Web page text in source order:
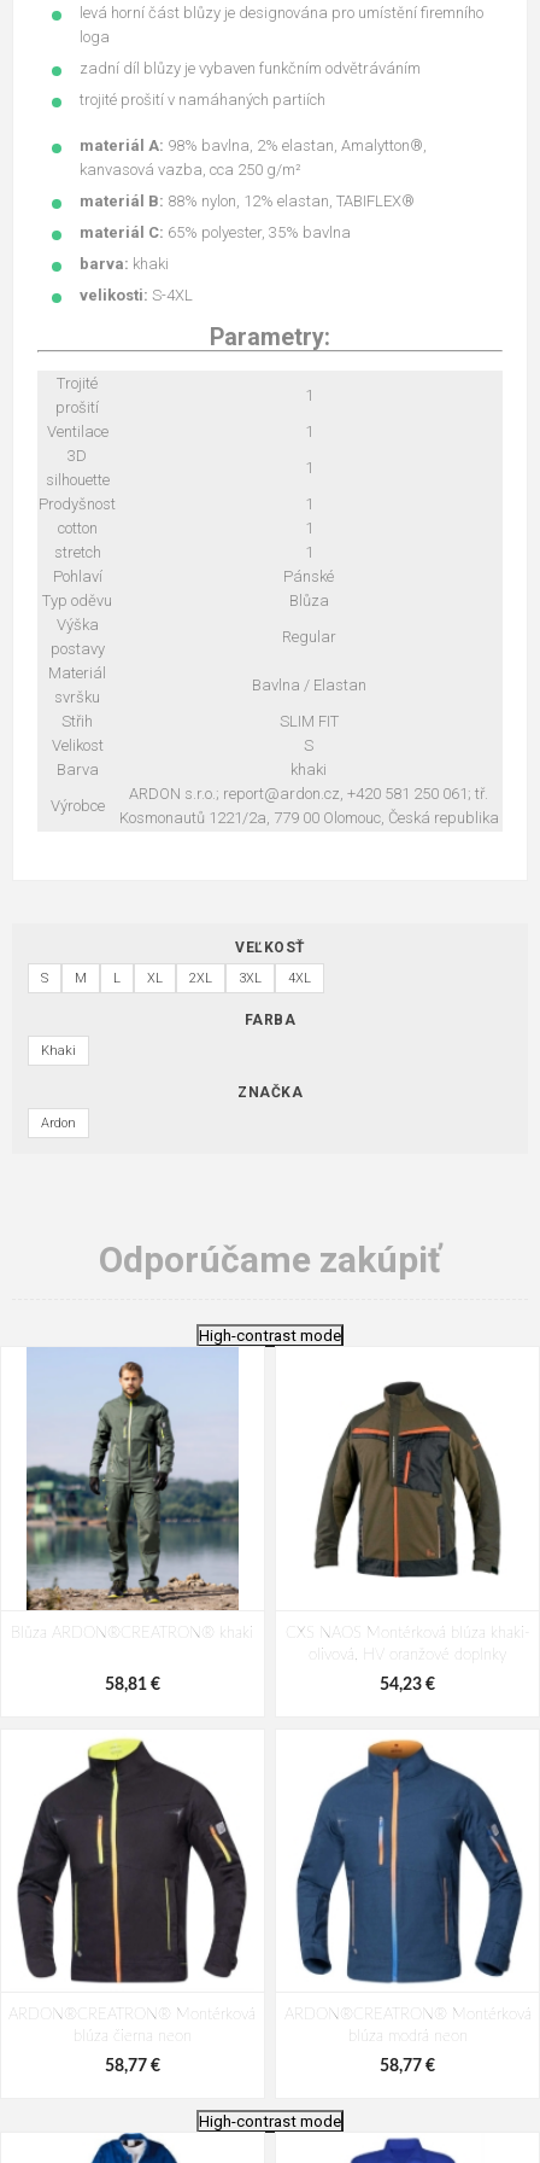
levá horní část blůzy je designována pro umístění firemního
loga
zadní díl blůzy je vybaven funkčním odvětráváním
trojité prošití v namáhaných partiích
materiál A: 98% bavlna, 2% elastan, Amalytton®,
kanvasová vazba, cca 250 g/m²
materiál B: 88% nylon, 12% elastan, TABIFLEX®
materiál C: 65% polyester, 35% bavlna
barva: khaki
velikosti: S-4XL
Parametry:
Trojité
prošití
1
Ventilace
1
3D
silhouette
1
Prodyšnost
1
cotton
1
stretch
1
Pohlaví
Pánské
Typ oděvu
Blůza
Výška
postavy
Regular
Materiál
svršku
Bavlna / Elastan
Střih
SLIM FIT
Velikost
S
Barva
khaki
Výrobce
ARDON s.r.o.; report@ardon.cz, +420 581 250 061; tř.
Kosmonautů 1221/2a, 779 00 Olomouc, Česká republika
VEĽKOSŤ
S M L XL 2XL 3XL 4XL
FARBA
Khaki
ZNAČKA
Ardon
Odporúčame zakúpiť
High-contrast mode
Blůza ARDON®CREATRON® khaki
58,81 €
CXS NAOS Montérková blúza khaki-
olivová, HV oranžové doplnky
54,23 €
ARDON®CREATRON® Montérková
blúza čierna neon
58,77 €
ARDON®CREATRON® Montérková
blúza modrá neon
58,77 €
High-contrast mode